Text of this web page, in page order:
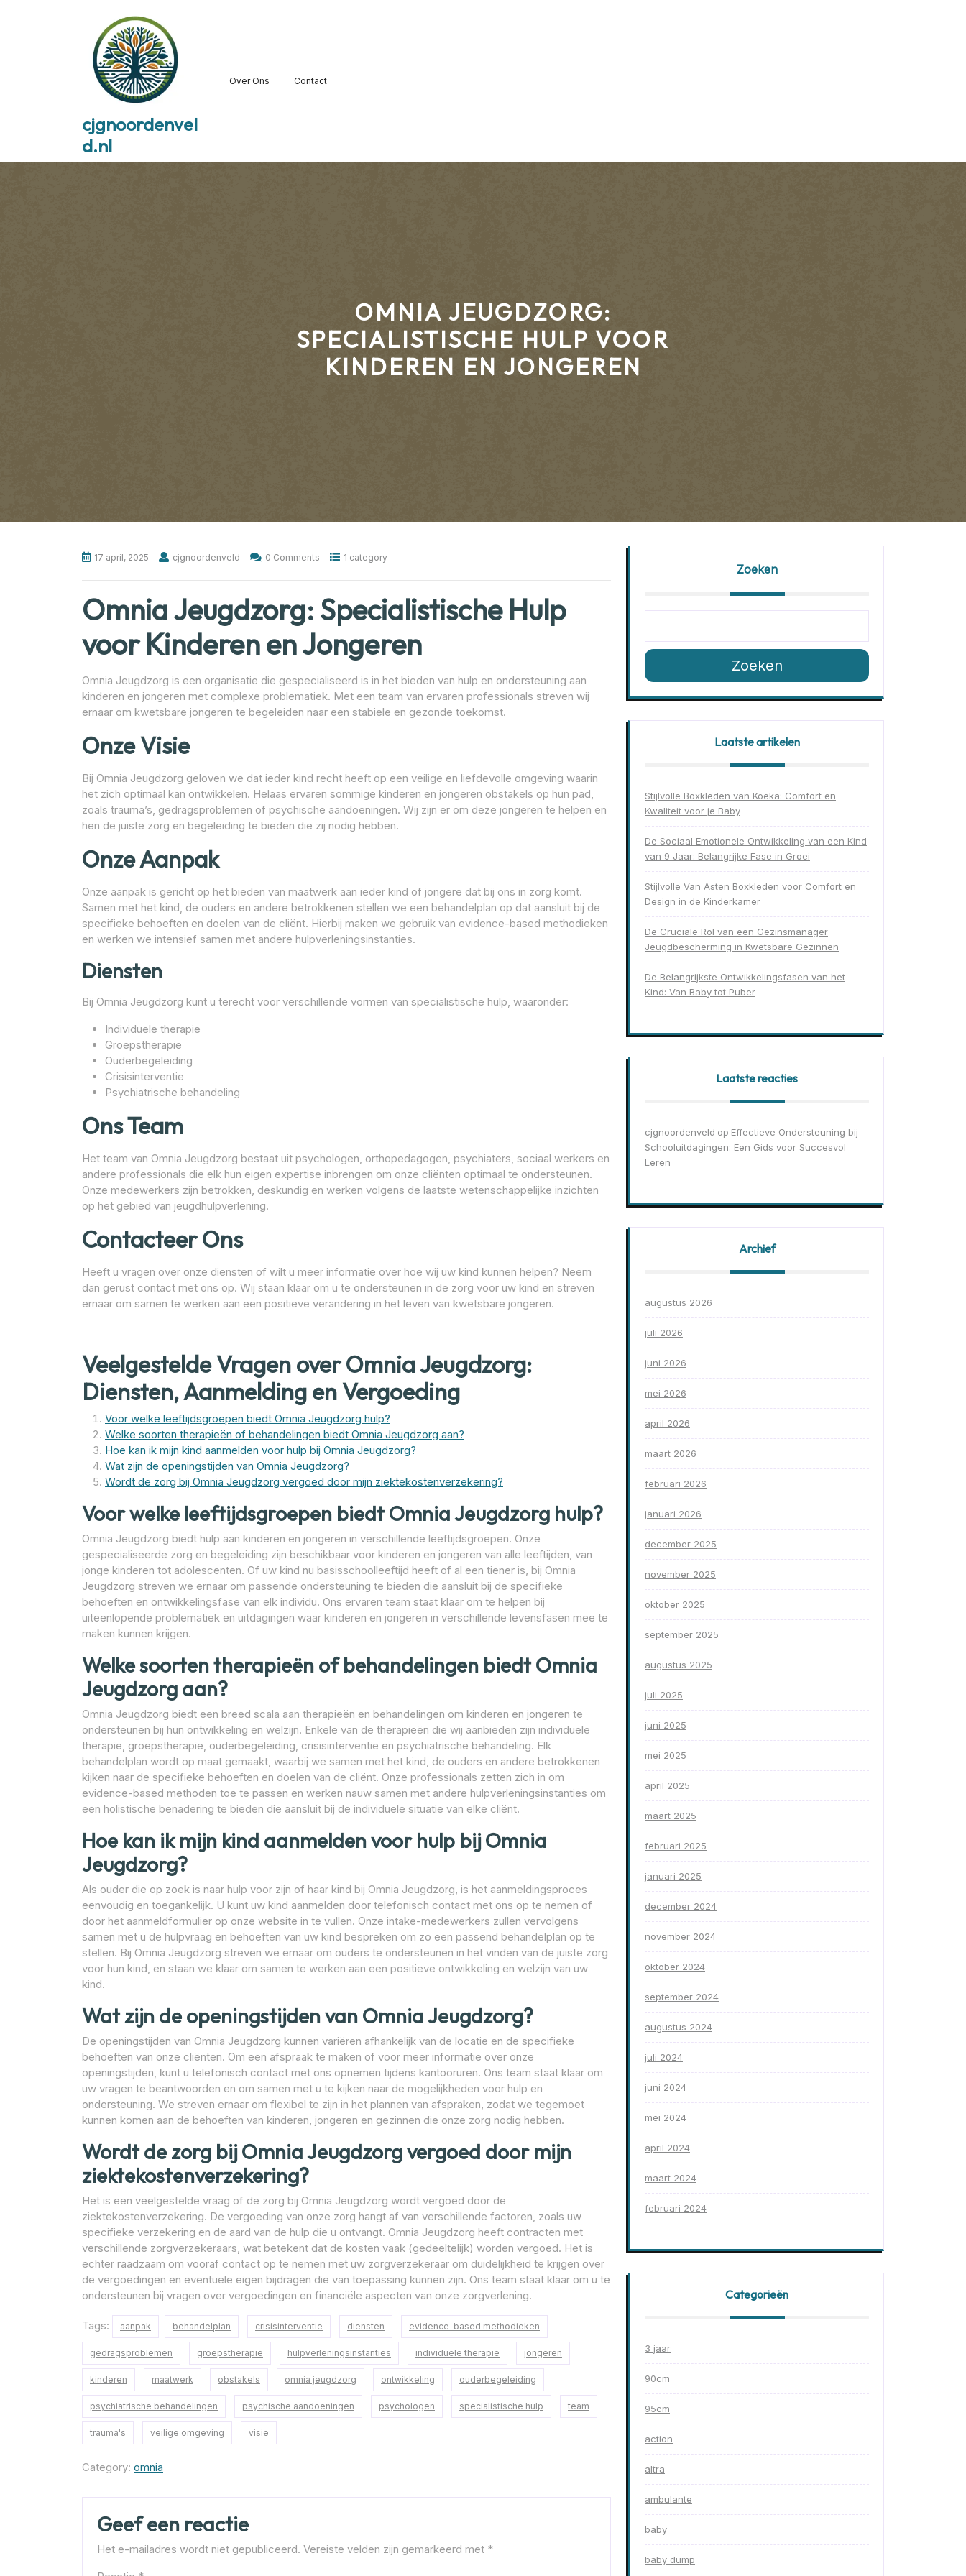
cjgnoordenvel
d.nl
Over Ons Contact
OMNIA JEUGDZORG:
SPECIALISTISCHE HULP VOOR
KINDEREN EN JONGEREN
17 april, 2025 cjgnoordenveld 0 Comments 1 category
Omnia Jeugdzorg: Specialistische Hulp
voor Kinderen en Jongeren
Omnia Jeugdzorg is een organisatie die gespecialiseerd is in het bieden van hulp en ondersteuning aan
kinderen en jongeren met complexe problematiek. Met een team van ervaren professionals streven wij
ernaar om kwetsbare jongeren te begeleiden naar een stabiele en gezonde toekomst.
Onze Visie
Bij Omnia Jeugdzorg geloven we dat ieder kind recht heeft op een veilige en liefdevolle omgeving waarin
het zich optimaal kan ontwikkelen. Helaas ervaren sommige kinderen en jongeren obstakels op hun pad,
zoals trauma’s, gedragsproblemen of psychische aandoeningen. Wij zijn er om deze jongeren te helpen en
hen de juiste zorg en begeleiding te bieden die zij nodig hebben.
Onze Aanpak
Onze aanpak is gericht op het bieden van maatwerk aan ieder kind of jongere dat bij ons in zorg komt.
Samen met het kind, de ouders en andere betrokkenen stellen we een behandelplan op dat aansluit bij de
specifieke behoeften en doelen van de cliënt. Hierbij maken we gebruik van evidence-based methodieken
en werken we intensief samen met andere hulpverleningsinstanties.
Diensten
Bij Omnia Jeugdzorg kunt u terecht voor verschillende vormen van specialistische hulp, waaronder:
Individuele therapie
Groepstherapie
Ouderbegeleiding
Crisisinterventie
Psychiatrische behandeling
Ons Team
Het team van Omnia Jeugdzorg bestaat uit psychologen, orthopedagogen, psychiaters, sociaal werkers en
andere professionals die elk hun eigen expertise inbrengen om onze cliënten optimaal te ondersteunen.
Onze medewerkers zijn betrokken, deskundig en werken volgens de laatste wetenschappelijke inzichten
op het gebied van jeugdhulpverlening.
Contacteer Ons
Heeft u vragen over onze diensten of wilt u meer informatie over hoe wij uw kind kunnen helpen? Neem
dan gerust contact met ons op. Wij staan klaar om u te ondersteunen in de zorg voor uw kind en streven
ernaar om samen te werken aan een positieve verandering in het leven van kwetsbare jongeren.
Veelgestelde Vragen over Omnia Jeugdzorg:
Diensten, Aanmelding en Vergoeding
Voor welke leeftijdsgroepen biedt Omnia Jeugdzorg hulp?
Welke soorten therapieën of behandelingen biedt Omnia Jeugdzorg aan?
Hoe kan ik mijn kind aanmelden voor hulp bij Omnia Jeugdzorg?
Wat zijn de openingstijden van Omnia Jeugdzorg?
Wordt de zorg bij Omnia Jeugdzorg vergoed door mijn ziektekostenverzekering?
Voor welke leeftijdsgroepen biedt Omnia Jeugdzorg hulp?
Omnia Jeugdzorg biedt hulp aan kinderen en jongeren in verschillende leeftijdsgroepen. Onze
gespecialiseerde zorg en begeleiding zijn beschikbaar voor kinderen en jongeren van alle leeftijden, van
jonge kinderen tot adolescenten. Of uw kind nu basisschoolleeftijd heeft of al een tiener is, bij Omnia
Jeugdzorg streven we ernaar om passende ondersteuning te bieden die aansluit bij de specifieke
behoeften en ontwikkelingsfase van elk individu. Ons ervaren team staat klaar om te helpen bij
uiteenlopende problematiek en uitdagingen waar kinderen en jongeren in verschillende levensfasen mee te
maken kunnen krijgen.
Welke soorten therapieën of behandelingen biedt Omnia
Jeugdzorg aan?
Omnia Jeugdzorg biedt een breed scala aan therapieën en behandelingen om kinderen en jongeren te
ondersteunen bij hun ontwikkeling en welzijn. Enkele van de therapieën die wij aanbieden zijn individuele
therapie, groepstherapie, ouderbegeleiding, crisisinterventie en psychiatrische behandeling. Elk
behandelplan wordt op maat gemaakt, waarbij we samen met het kind, de ouders en andere betrokkenen
kijken naar de specifieke behoeften en doelen van de cliënt. Onze professionals zetten zich in om
evidence-based methoden toe te passen en werken nauw samen met andere hulpverleningsinstanties om
een holistische benadering te bieden die aansluit bij de individuele situatie van elke cliënt.
Hoe kan ik mijn kind aanmelden voor hulp bij Omnia
Jeugdzorg?
Als ouder die op zoek is naar hulp voor zijn of haar kind bij Omnia Jeugdzorg, is het aanmeldingsproces
eenvoudig en toegankelijk. U kunt uw kind aanmelden door telefonisch contact met ons op te nemen of
door het aanmeldformulier op onze website in te vullen. Onze intake-medewerkers zullen vervolgens
samen met u de hulpvraag en behoeften van uw kind bespreken om zo een passend behandelplan op te
stellen. Bij Omnia Jeugdzorg streven we ernaar om ouders te ondersteunen in het vinden van de juiste zorg
voor hun kind, en staan we klaar om samen te werken aan een positieve ontwikkeling en welzijn van uw
kind.
Wat zijn de openingstijden van Omnia Jeugdzorg?
De openingstijden van Omnia Jeugdzorg kunnen variëren afhankelijk van de locatie en de specifieke
behoeften van onze cliënten. Om een afspraak te maken of voor meer informatie over onze
openingstijden, kunt u telefonisch contact met ons opnemen tijdens kantooruren. Ons team staat klaar om
uw vragen te beantwoorden en om samen met u te kijken naar de mogelijkheden voor hulp en
ondersteuning. We streven ernaar om flexibel te zijn in het plannen van afspraken, zodat we tegemoet
kunnen komen aan de behoeften van kinderen, jongeren en gezinnen die onze zorg nodig hebben.
Wordt de zorg bij Omnia Jeugdzorg vergoed door mijn
ziektekostenverzekering?
Het is een veelgestelde vraag of de zorg bij Omnia Jeugdzorg wordt vergoed door de
ziektekostenverzekering. De vergoeding van onze zorg hangt af van verschillende factoren, zoals uw
specifieke verzekering en de aard van de hulp die u ontvangt. Omnia Jeugdzorg heeft contracten met
verschillende zorgverzekeraars, wat betekent dat de kosten vaak (gedeeltelijk) worden vergoed. Het is
echter raadzaam om vooraf contact op te nemen met uw zorgverzekeraar om duidelijkheid te krijgen over
de vergoedingen en eventuele eigen bijdragen die van toepassing kunnen zijn. Ons team staat klaar om u te
ondersteunen bij vragen over vergoedingen en financiële aspecten van onze zorgverlening.
Tags: aanpak behandelplan crisisinterventie diensten evidence-based methodieken
gedragsproblemen groepstherapie hulpverleningsinstanties individuele therapie jongeren
kinderen maatwerk obstakels omnia jeugdzorg ontwikkeling ouderbegeleiding
psychiatrische behandelingen psychische aandoeningen psychologen specialistische hulp team
trauma's veilige omgeving visie
Category: omnia
Geef een reactie
Het e-mailadres wordt niet gepubliceerd. Vereiste velden zijn gemarkeerd met *
Zoeken
Zoeken
Laatste artikelen
Stijlvolle Boxkleden van Koeka: Comfort en
Kwaliteit voor je Baby
De Sociaal Emotionele Ontwikkeling van een Kind
van 9 Jaar: Belangrijke Fase in Groei
Stijlvolle Van Asten Boxkleden voor Comfort en
Design in de Kinderkamer
De Cruciale Rol van een Gezinsmanager
Jeugdbescherming in Kwetsbare Gezinnen
De Belangrijkste Ontwikkelingsfasen van het
Kind: Van Baby tot Puber
Laatste reacties
cjgnoordenveld op Effectieve Ondersteuning bij
Schooluitdagingen: Een Gids voor Succesvol
Leren
Archief
augustus 2026
juli 2026
juni 2026
mei 2026
april 2026
maart 2026
februari 2026
januari 2026
december 2025
november 2025
oktober 2025
september 2025
augustus 2025
juli 2025
juni 2025
mei 2025
april 2025
maart 2025
februari 2025
januari 2025
december 2024
november 2024
oktober 2024
september 2024
augustus 2024
juli 2024
juni 2024
mei 2024
april 2024
maart 2024
februari 2024
Categorieën
3 jaar
90cm
95cm
action
altra
ambulante
baby
baby dump